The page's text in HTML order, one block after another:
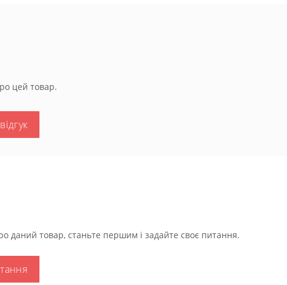
цей товар.
даний товар, станьте першим і задайте своє питання.